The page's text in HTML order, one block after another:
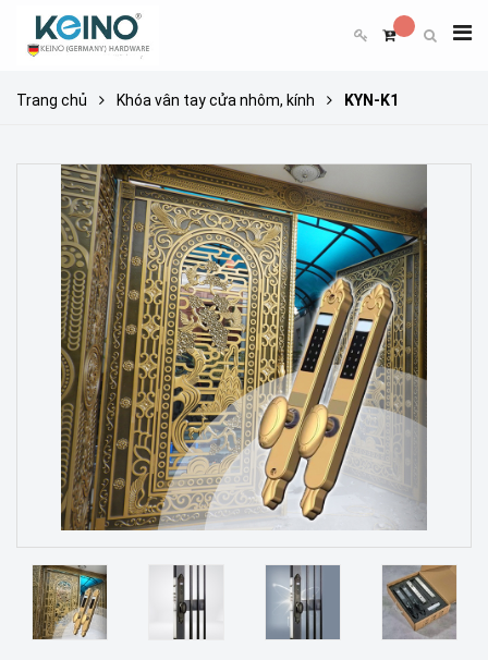
Trang chủ Khóa vân tay cửa nhôm, kính KYN-K1